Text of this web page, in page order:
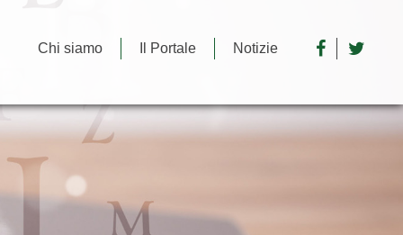
Chi siamo Il Portale Notizie